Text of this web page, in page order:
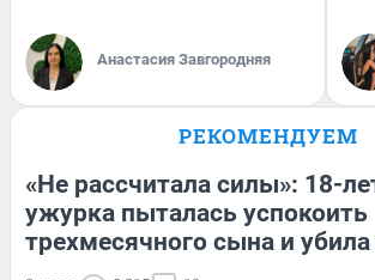
Анастасия Завгородняя
РЕКОМЕНДУЕМ
«Не рассчитала силы»: 18-
ужурка пыталась успокоить
трехмесячного сына и убила